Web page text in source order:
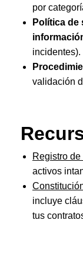
por
Política de
incidentes).
validación
Registro
activos
incluye
tus